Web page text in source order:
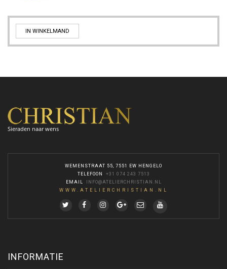
IN WINKELMAND
Sieraden naar wens
WEMENSTRAAT 55, 7551 EW HENGELO
TELEFOON
+31 074 243 7513
EMAIL
INFO@ATELIERCHRISTIAN.NL
WWW.ATELIERCHRISTIAN.NL
INFORMATIE